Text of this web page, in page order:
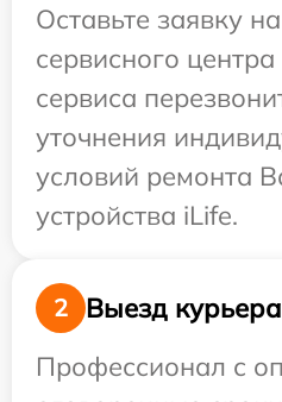
Оставьте заявку
сервисного
сервиса
уточнения
условий ремонта
устройства iLife.
2
Выезд
Профессионал с